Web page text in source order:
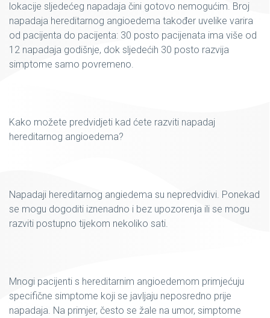
lokacije sljedećeg napadaja čini gotovo nemogućim. Broj
napadaja hereditarnog angioedema također uvelike varira
od pacijenta do pacijenta: 30 posto pacijenata ima više od
12 napadaja godišnje, dok sljedećih 30 posto razvija
simptome samo povremeno.
Kako možete predvidjeti kad ćete razviti napadaj
hereditarnog angioedema?
Napadaji hereditarnog angiedema su nepredvidivi. Ponekad
se mogu dogoditi iznenadno i bez upozorenja ili se mogu
razviti postupno tijekom nekoliko sati.
Mnogi pacijenti s hereditarnim angioedemom primjećuju
specifične simptome koji se javljaju neposredno prije
napadaja. Na primjer, često se žale na umor, simptome